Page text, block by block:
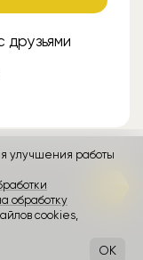
друзьями
улучшения работы
обработку
cookies,
OK